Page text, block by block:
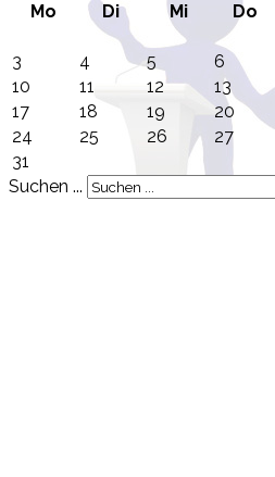
Mo
Di Mi Do
3
4 5 6
10
11 12 13
17
18 19 20
24
25 26 27
31
Suchen ...